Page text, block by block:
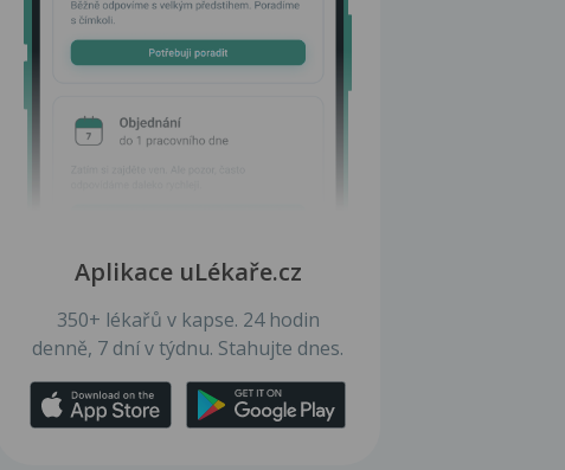
Aplikace uLékaře.cz
350+ lékařů v kapse. 24 hodin
denně, 7 dní v týdnu. Stahujte dnes.